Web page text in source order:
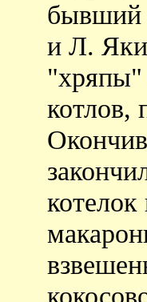
бывший
и Л.
"хряпы"
котлов,